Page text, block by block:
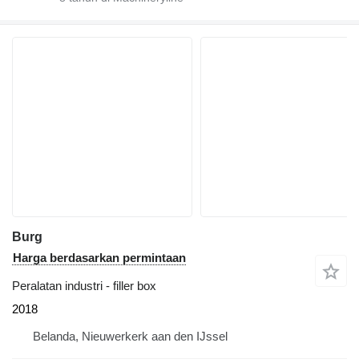
Burg
Harga berdasarkan permintaan
Peralatan industri - filler box
2018
Belanda, Nieuwerkerk aan den IJssel